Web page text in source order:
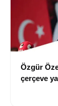
Özgür
çerçeve